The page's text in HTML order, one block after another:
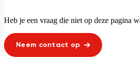
Heb je een vraag die niet op deze pagina
Neem contact op